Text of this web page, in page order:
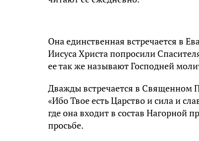
Она единственная встречается в
Иисуса Христа попросили
ее так же называют Господней
Дважды встречается в Священном
«Ибо Твое есть Царство и сила и
где она входит в состав Нагорной
просьбе.